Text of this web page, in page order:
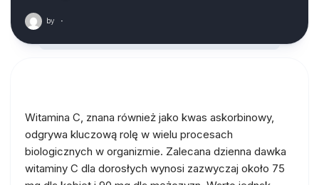
by ·
Witamina C, znana również jako kwas askorbinowy,
odgrywa kluczową rolę w wielu procesach
biologicznych w organizmie. Zalecana dzienna dawka
witaminy C dla dorosłych wynosi zazwyczaj około 75